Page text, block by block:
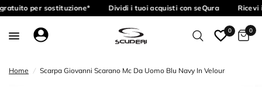
per sostituzione* Dividi i tuoi acquisti con seQura Ricevi
0 0
Home / Scarpa Giovanni Scarano Mc Da Uomo Blu Navy In Velour